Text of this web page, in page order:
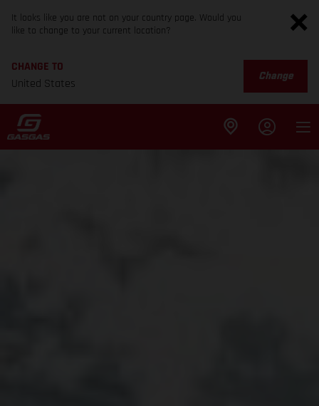
It looks like you are not on your country page. Would you
like to change to your current location?
CHANGE TO
United States
Change